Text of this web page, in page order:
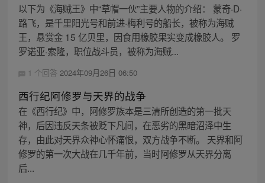
以下为《海贼王》中“草帽一伙”主要人物的介绍： 蒙奇·D·
路飞，是千里阳光号和前进·梅利号的船长，被称为海贼
王，悬赏金 15 亿贝里，因食用橡胶果实变成橡胶人。 罗
罗诺亚·索隆，职位战斗员，被称为海贼...
1 个回答 2024年09月26日 06:50
西行纪阿修罗与天界的战争
在《西行纪》中，阿修罗族本是三清所创造的第一批天
神，后因违反天条被贬下凡间，在恶劣的黑暗沼泽中生
存，由此对天界众神心怀痛恨，双方战争不断。 天界和阿
修罗的第一次大战在几千年前，当时阿修罗从天界分离
后...